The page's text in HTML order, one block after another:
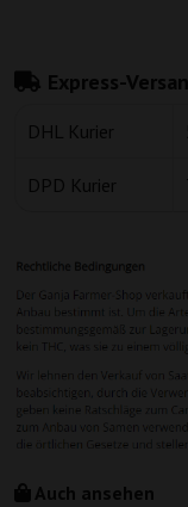
Express-
DHL Kurier
DPD Kurier
Auch ansehen